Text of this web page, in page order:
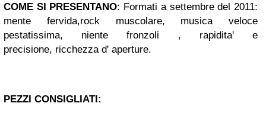
COME SI PRESENTANO: Formati a settembre del 2011:
mente fervida,rock muscolare, musica veloce
pestatissima, niente fronzoli , rapidita' e
precisione, ricchezza d' aperture.
PEZZI CONSIGLIATI: